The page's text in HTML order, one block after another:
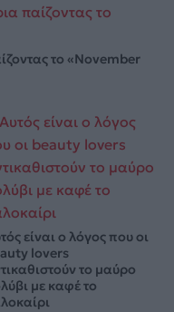
το «November
είναι ο λόγος που οι
lovers
το μαύρο
με καφέ το